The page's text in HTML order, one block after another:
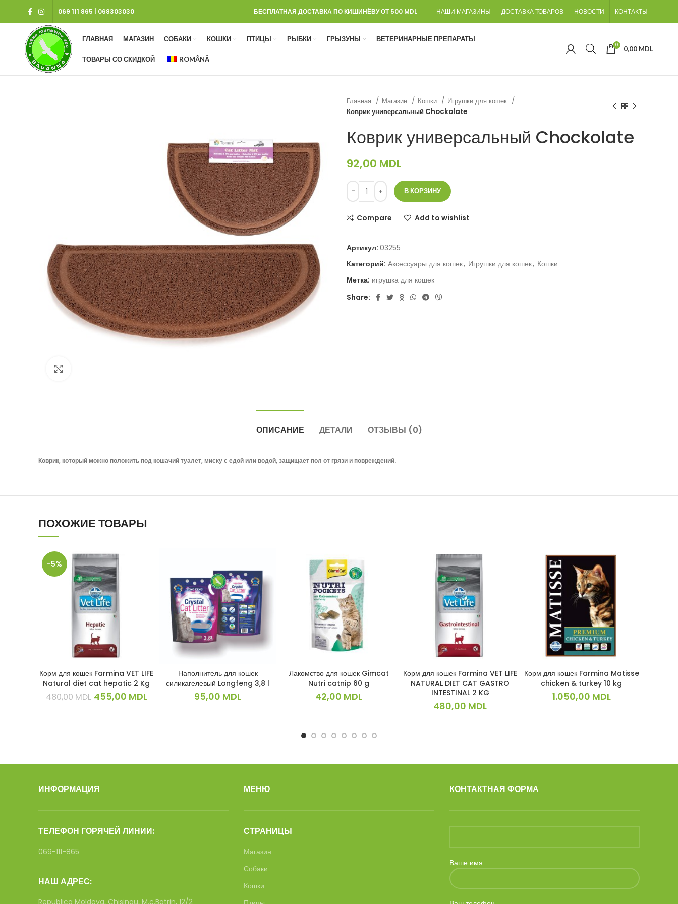
069 111 865 068303030 БЕСПЛАТНАЯ ДОСТАВКА ПО КИШИНЁВУ ОТ 500 MDL НАШИ МАГАЗИНЫ ДОСТАВКА ТОВАРОВ НОВОСТИ КОНТАКТЫ
ГЛАВНАЯ МАГАЗИН СОБАКИ КОШКИ ПТИЦЫ РЫБКИ ГРЫЗУНЫ ВЕТЕРИНАРНЫЕ ПРЕПАРАТЫ
ТОВАРЫ СО СКИДКОЙ ROMÂNĂ
0 0,00 MDL
Главная Магазин Кошки
Игрушки для кошек
Коврик универсальный Chockolate
Коврик универсальный Chockolate
92,00 MDL
В КОРЗИНУ
Compare Add to wishlist
Артикул: 03255
Категорий: Аксессуары для кошек, Игрушки для кошек, Кошки
Метка: игрушка для кошек
Share:
ОПИСАНИЕ ДЕТАЛИ ОТЗЫВЫ (0)
Коврик, который можно положить под кошачий туалет, миску с едой или водой, защищает пол от грязи и повреждений.
ПОХОЖИЕ ТОВАРЫ
-5%
В КОРЗИНУ
Корм для кошек Farmina VET LIFE
Natural diet cat hepatic 2 Kg
480,00MDL Первоначальная
455,00 MDLТекущая
В КОРЗИНУ
Наполнитель для кошек
силикагелевый Longfeng 3,8 l
95,00 MDL
В КОРЗИНУ
Лакомство для кошек Gimcat
Nutri catnip 60 g
42,00 MDL
В КОРЗИНУ
Корм для кошек Farmina VET LIFE
NATURAL DIET CAT GASTRO
INTESTINAL 2 KG
480,00 MDL
В КОРЗИНУ
Корм для кошек Farmina Matisse
chicken & turkey 10 kg
1.050,00 MDL
ИНФОРМАЦИЯ
ТЕЛЕФОН ГОРЯЧЕЙ ЛИНИИ:
069-111-865
НАШ АДРЕС:
МЕНЮ
СТРАНИЦЫ
Магазин
Собаки
Кошки
КОНТАКТНАЯ ФОРМА
Ваше имя